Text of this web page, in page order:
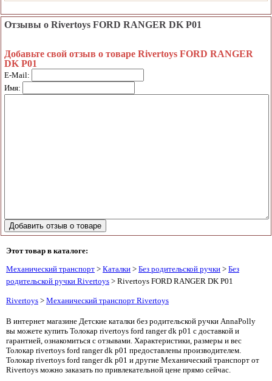
Отзывы о Rivertoys FORD RANGER DK P01
Добавьте свой отзыв о товаре Rivertoys FORD RANGER
DK P01
E-Mail:
Имя:
Этот товар в каталоге:
Механический транспорт > Каталки > Без родительской ручки > Без
родительской ручки Rivertoys > Rivertoys FORD RANGER DK P01
Rivertoys > Механический транспорт Rivertoys
В интернет магазине Детские каталки без родительской ручки AnnaPolly
вы можете купить Толокар rivertoys ford ranger dk p01 с доставкой и
гарантией, ознакомиться с отзывами. Характеристики, размеры и вес
Толокар rivertoys ford ranger dk p01 предоставлены производителем.
Толокар rivertoys ford ranger dk p01 и другие Механический транспорт от
Rivertoys можно заказать по привлекательной цене прямо сейчас.